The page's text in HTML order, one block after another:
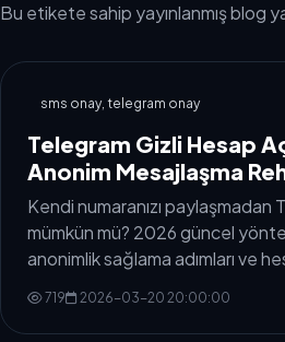
Bu etikete sahip yayınlanmış blog
sms onay, telegram onay
Telegram Gizli Hesap
Anonim Mesajlaşma
Kendi numaranızı paylaşmadan
mümkün mü? 2026 güncel
anonimlik sağlama adımları ve
719 2026-03-20 20:00:00